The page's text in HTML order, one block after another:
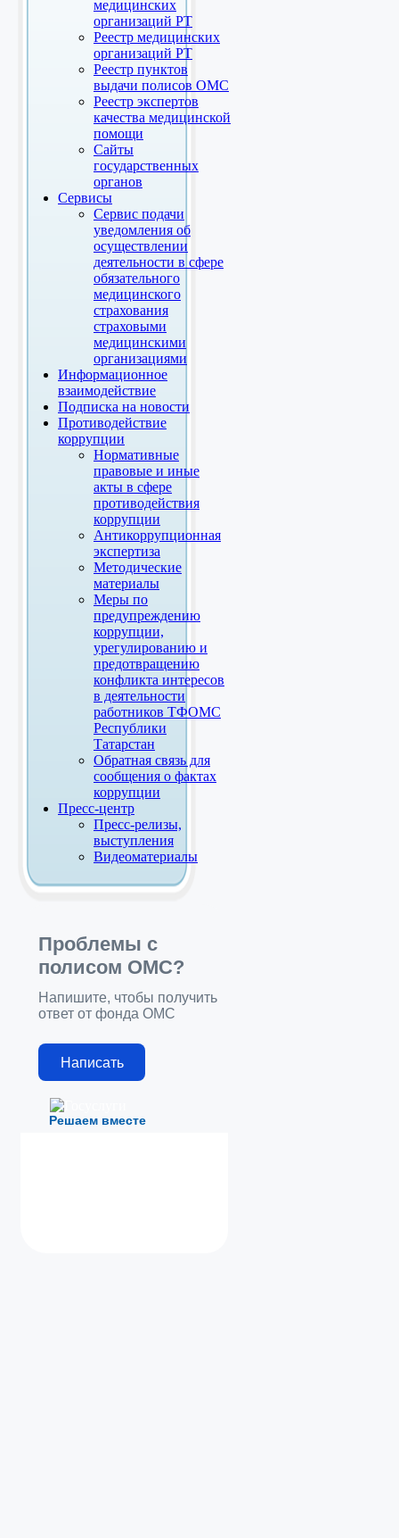
медицинских
организаций РТ
Реестр медицинских
организаций РТ
Реестр пунктов
выдачи полисов ОМС
Реестр экспертов
качества медицинской
помощи
Сайты
государственных
органов
Сервисы
Сервис подачи
уведомления об
осуществлении
деятельности в сфере
обязательного
медицинского
страхования
страховыми
медицинскими
организациями
Информационное
взаимодействие
Подписка на новости
Противодействие
коррупции
Нормативные
правовые и иные
акты в сфере
противодействия
коррупции
Антикоррупционная
экспертиза
Методические
материалы
Меры по
предупреждению
коррупции,
урегулированию и
предотвращению
конфликта интересов
в деятельности
работников ТФОМС
Республики
Татарстан
Обратная связь для
сообщения о фактах
коррупции
Пресс-центр
Пресс-релизы,
выступления
Видеоматериалы
Решаем вместе
Проблемы с
полисом ОМС?
Напишите, чтобы получить
ответ от фонда ОМС
Написать